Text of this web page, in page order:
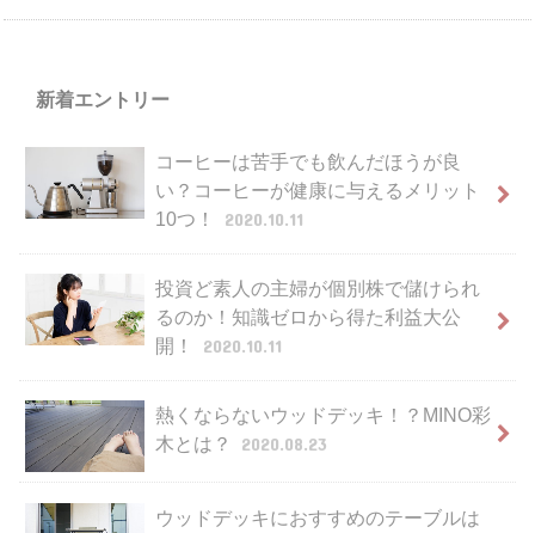
新着エントリー
コーヒーは苦手でも飲んだほうが良
い？コーヒーが健康に与えるメリット
10つ！
2020.10.11
投資ど素人の主婦が個別株で儲けられ
るのか！知識ゼロから得た利益大公
開！
2020.10.11
熱くならないウッドデッキ！？MINO彩
木とは？
2020.08.23
ウッドデッキにおすすめのテーブルは